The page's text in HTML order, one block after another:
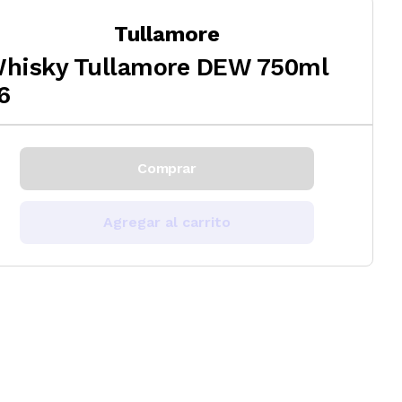
Tullamore
Tullamore DEW 750ml
Comprar
Agregar al carrito